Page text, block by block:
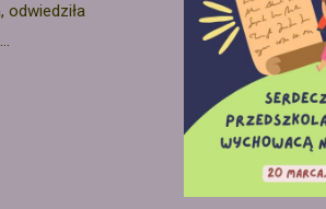
odwiedziła